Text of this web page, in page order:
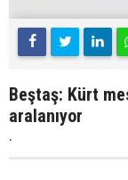
Beştaş: Kürt
aralanıyor
.